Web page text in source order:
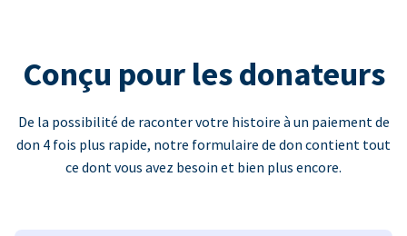
Conçu pour les donateurs
De la possibilité de raconter votre histoire à un paiement de
don 4 fois plus rapide, notre formulaire de don contient tout
ce dont vous avez besoin et bien plus encore.